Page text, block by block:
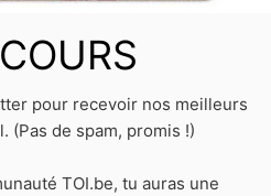
pour recevoir nos meilleurs
(Pas de spam, promis !)
TOI.be, tu auras une